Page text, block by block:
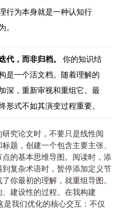
行为本身就是一种认知行
。
代，而非归档。
你的知识结
是一个活文档。随着理解的
深，重新审视和重组它。最
形式不如其演变过程重要。
究论文时，不要只是线性阅
题，创建一个包含主要主张、
的基本思维导图。阅读时，添
复杂术语时，暂停添加定义节
你最初的理解，就重组导图。
建设性的过程。在我构建
是我们优化的核心交互：不仅